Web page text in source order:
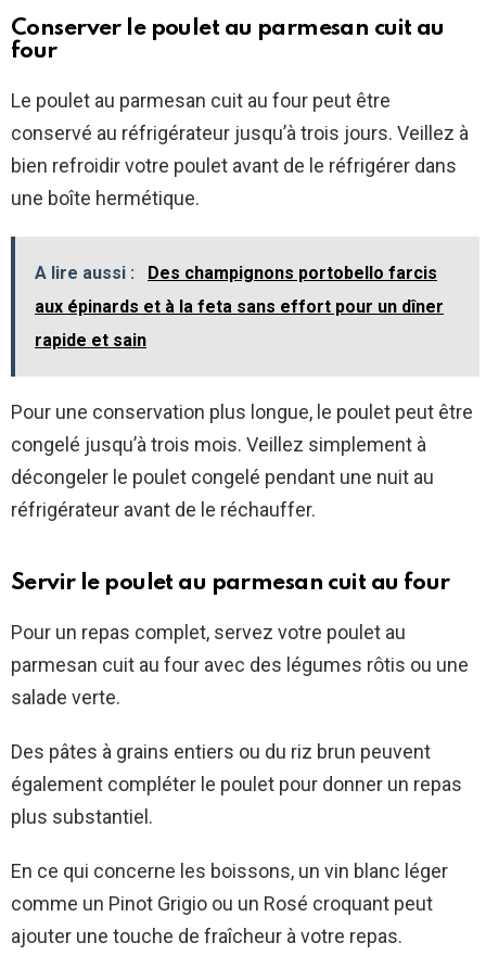
Conserver le poulet au parmesan cuit au
four
Le poulet au parmesan cuit au four peut être
conservé au réfrigérateur jusqu’à trois jours. Veillez à
bien refroidir votre poulet avant de le réfrigérer dans
une boîte hermétique.
A lire aussi :
Des champignons portobello farcis
aux épinards et à la feta sans effort pour un dîner
rapide et sain
Pour une conservation plus longue, le poulet peut être
congelé jusqu’à trois mois. Veillez simplement à
décongeler le poulet congelé pendant une nuit au
réfrigérateur avant de le réchauffer.
Servir le poulet au parmesan cuit au four
Pour un repas complet, servez votre poulet au
parmesan cuit au four avec des légumes rôtis ou une
salade verte.
Des pâtes à grains entiers ou du riz brun peuvent
également compléter le poulet pour donner un repas
plus substantiel.
En ce qui concerne les boissons, un vin blanc léger
comme un Pinot Grigio ou un Rosé croquant peut
ajouter une touche de fraîcheur à votre repas.